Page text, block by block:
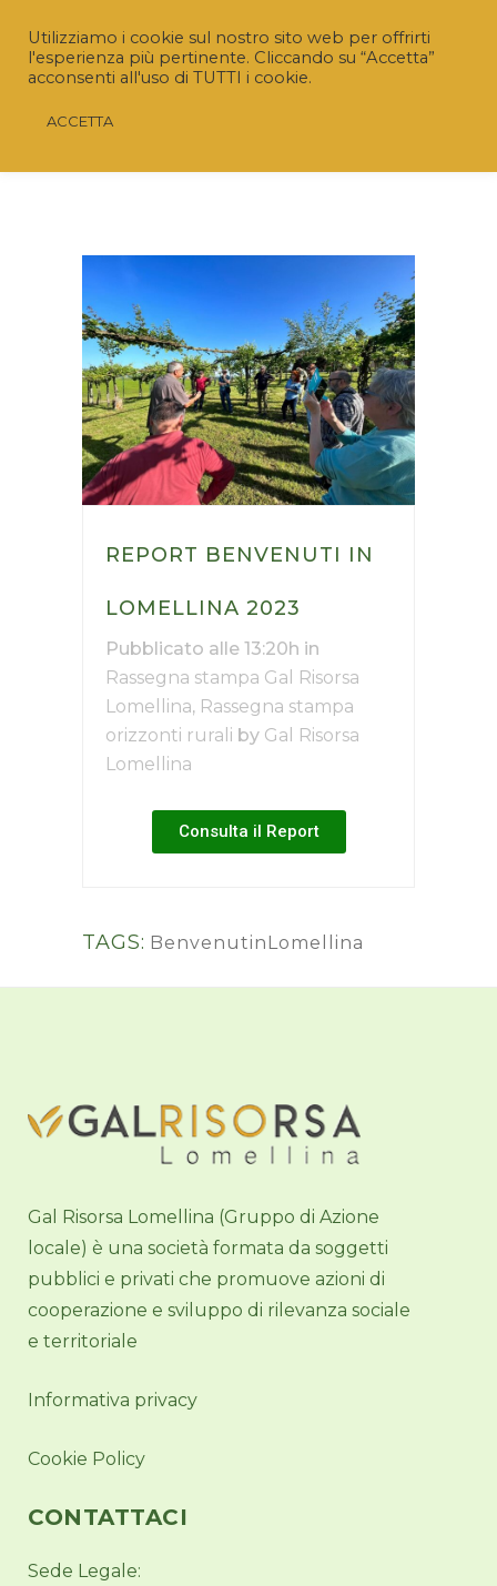
REPORT BENVENUTI IN
LOMELLINA 2023
Pubblicato alle 13:20h in
Rassegna stampa Gal Risorsa
Lomellina, Rassegna stampa
orizzonti rurali by Gal Risorsa
Lomellina
Consulta il Report
TAGS: BenvenutinLomellina
Gal Risorsa Lomellina (Gruppo di Azione
locale) è una società formata da soggetti
pubblici e privati che promuove azioni di
cooperazione e sviluppo di rilevanza sociale
e territoriale
Informativa privacy
Cookie Policy
CONTATTACI
Sede Legale:
Utilizziamo i cookie sul nostro sito web per offrirti
l'esperienza più pertinente. Cliccando su “Accetta”
acconsenti all'uso di TUTTI i cookie.
ACCETTA
Riaperto il Bando “SRD04 – Investimenti non
produttivi agricoli con finalità ambientale”
Nuovo termine:20 luglio 2026 ore 16.00